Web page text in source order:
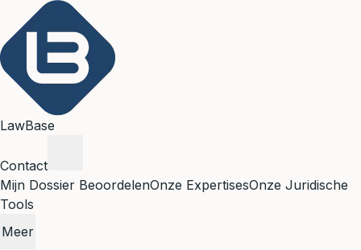
LawBase
Contact
Mijn Dossier BeoordelenOnze ExpertisesOnze Juridische
Tools
Meer